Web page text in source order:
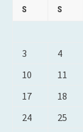
S S
3
4
10
11
17
18
24
25